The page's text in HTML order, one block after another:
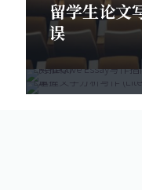
留学生论文
误
如何撰写
Essay）
掌握文学
Analysis)
须知道